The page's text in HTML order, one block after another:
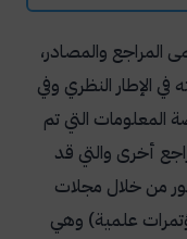
المراجع والمصادر،
الإطار النظري وفي
التي تم
أخرى والتي قد
من خلال مجلات
علمية) وهي